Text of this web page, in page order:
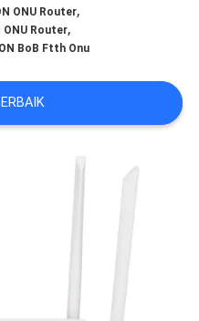
ONU Router,
ONU Router,
BoB Ftth Onu